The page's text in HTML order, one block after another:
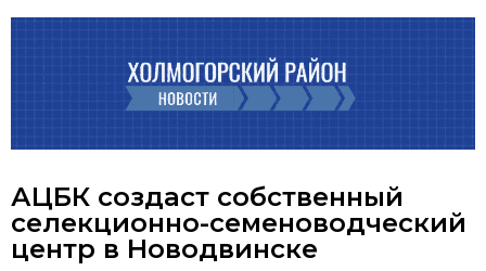
АЦБК создаст собственный
селекционно-семеноводческий
центр в Новодвинске